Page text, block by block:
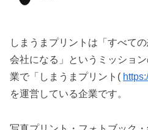
しまうまプリントは「すべて
会社になる」というミッショ
業で「しまうまプリント(
を運営している企業です。